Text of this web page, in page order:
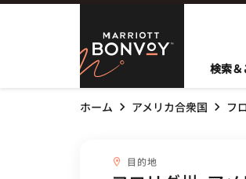
Skip to Content
検索
ホーム アメリカ合衆国 フ
目的地combobox
目的地